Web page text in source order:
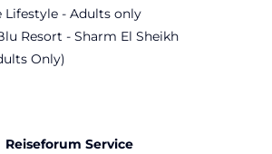
- Adults only
Resort - Sharm El Sheikh
Only)
Reiseforum Service